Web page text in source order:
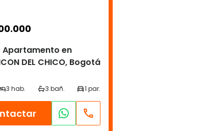
Apartamento en
DEL CHICO, Bogotá